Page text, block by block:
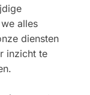
alles
diensten
inzicht te